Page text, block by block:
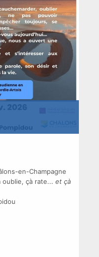
en-Champagne
oublie, çà rate... et çà